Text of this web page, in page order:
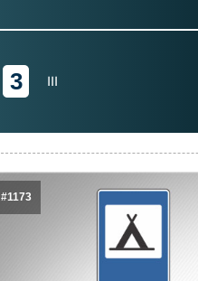
3 III
#1173